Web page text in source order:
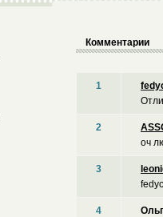
Комментарии
1
2
оч
3
4